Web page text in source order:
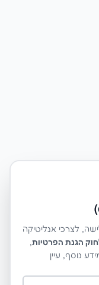
לצרכי אנליטיקה
,
נוסף, עיין